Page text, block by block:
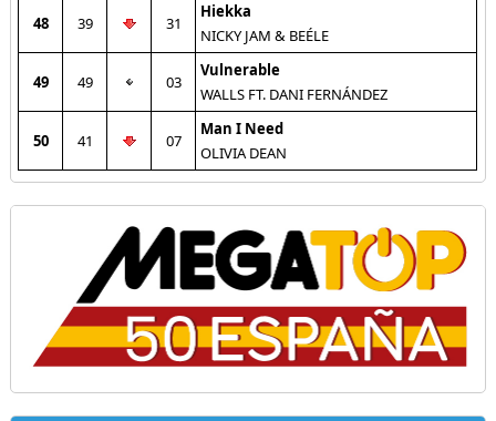
48 39 31
Hiekka
NICKY JAM & BEÉLE
49 49 03
Vulnerable
WALLS FT. DANI FERNÁNDEZ
50 41 07
Man I Need
OLIVIA DEAN